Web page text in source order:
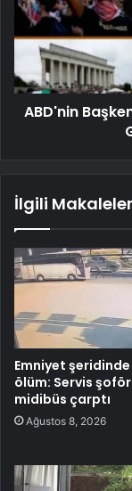
ABD'nin
İlgili Makaleler
Emniyet
ölüm: Servis
midibüs çarptı
Ağustos 8, 2026